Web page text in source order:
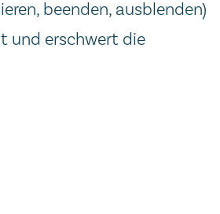
beenden, ausblenden)
und erschwert die